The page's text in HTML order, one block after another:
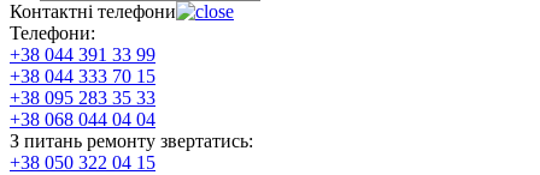
Контактні телефони
Телефони:
+38 044 391 33 99
+38 044 333 70 15
+38 095 283 35 33
+38 068 044 04 04
З питань ремонту звертатись:
+38 050 322 04 15